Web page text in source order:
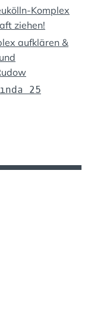
Komplex
ziehen!
aufklären &
25